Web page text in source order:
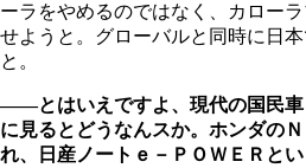
ーラをやめるのではなく、カロー
せようと。グローバルと同時に日
と。
――とはいえですよ、現代の国民車
に見るとどうなんスか。ホンダの
れ、日産ノートｅ － ＰＯＷＥＲと